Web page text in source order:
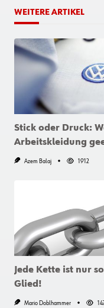
WEITERE ARTIKEL
Stick oder Druck:
Arbeitskleidung
Azem Balaj 1912
Jede Kette ist nur
Glied!
Mario Doblhammer